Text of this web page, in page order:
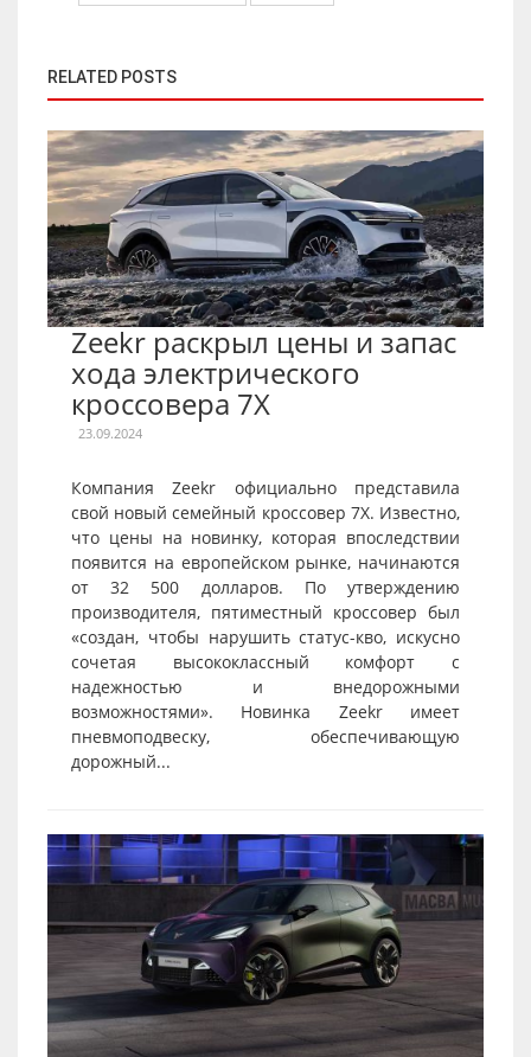
RELATED POSTS
Zeekr раскрыл цены и запас
хода электрического
кроссовера 7X
23.09.2024
Компания Zeekr официально представила
свой новый семейный кроссовер 7X. Известно,
что цены на новинку, которая впоследствии
появится на европейском рынке, начинаются
от 32 500 долларов. По утверждению
производителя, пятиместный кроссовер был
«создан, чтобы нарушить статус-кво, искусно
сочетая высококлассный комфорт с
надежностью и внедорожными
возможностями». Новинка Zeekr имеет
пневмоподвеску, обеспечивающую
дорожный...